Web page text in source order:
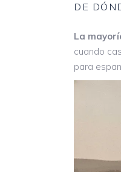
DE
La
cuando
para